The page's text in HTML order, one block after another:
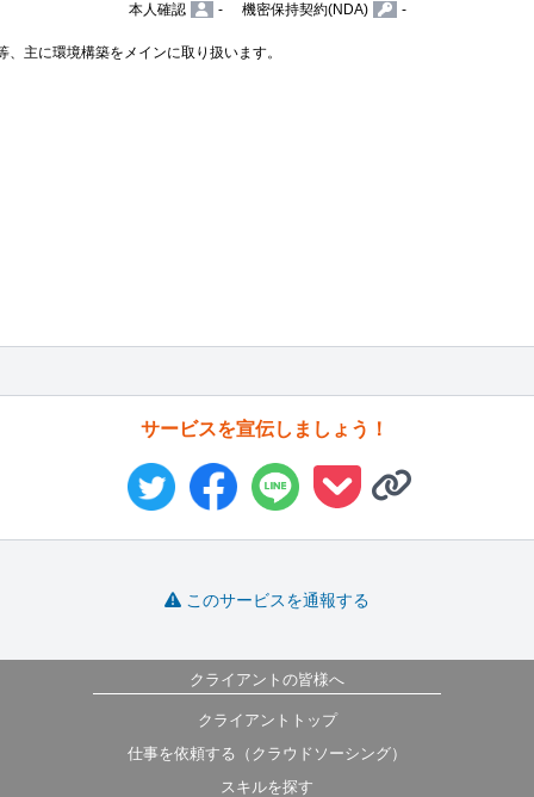
本人確認
- 機密保持契約(NDA) -
主に環境構築をメインに取り扱います。
サービスを宣伝しましょう！
このサービスを通報する
クライアントの皆様へ
クライアントトップ
仕事を依頼する（クラウドソーシング）
スキルを探す